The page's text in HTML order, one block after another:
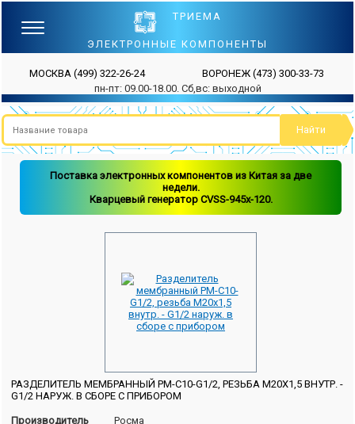
ТРИЕМА
ЭЛЕКТРОННЫЕ КОМПОНЕНТЫ
МОСКВА (499) 322-26-24 ВОРОНЕЖ (473) 300-33-73
пн-пт: 09.00-18.00. Сб,вс: выходной
Поставка электронных компонентов из Китая за две
недели.
Кварцевый генератор CVSS-945x-120.
РАЗДЕЛИТЕЛЬ МЕМБРАННЫЙ РМ-С10-G1/2, РЕЗЬБА М20Х1,5 ВНУТР. -
G1/2 НАРУЖ. В СБОРЕ С ПРИБОРОМ
Производитель
Росма